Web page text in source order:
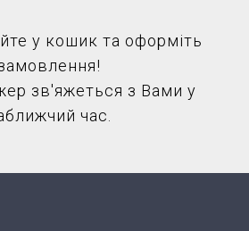
у кошик та оформіть
зв'яжеться з Вами у
час.